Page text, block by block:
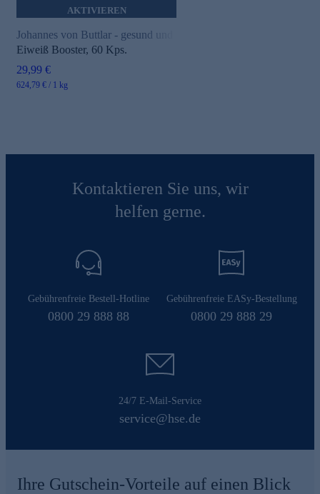
AKTIVIEREN
Johannes von Buttlar - gesund und aktiv
Eiweiß Booster, 60 Kps.
29,99 €
624,79 € / 1 kg
Kontaktieren Sie uns, wir
helfen gerne.
Gebührenfreie Bestell-Hotline
0800 29 888 88
Gebührenfreie EASy-Bestellung
0800 29 888 29
24/7 E-Mail-Service
service@hse.de
Ihre Gutschein-Vorteile auf einen Blick